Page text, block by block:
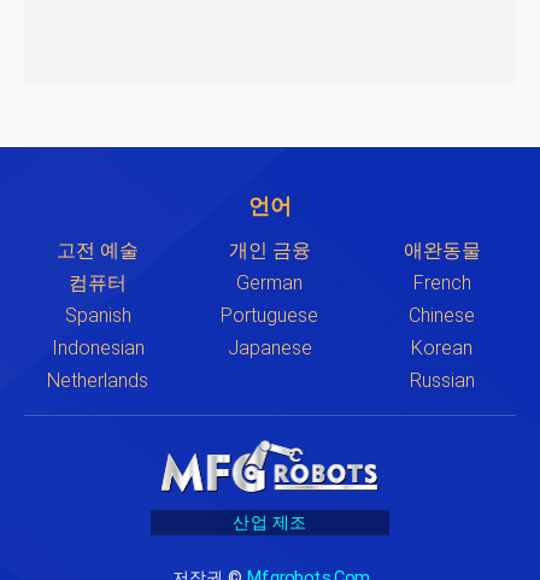
언어
고전 예술 개인 금융
애완동물
컴퓨터
German
French
Spanish
Portuguese
Chinese
Indonesian
Japanese
Korean
Netherlands
Russian
산업 제조